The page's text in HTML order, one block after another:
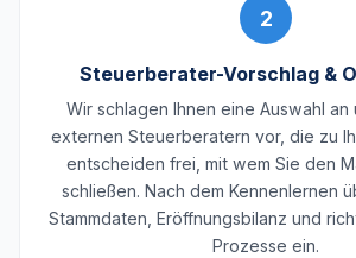
2
Steuerberater-Vorschlag &
Wir schlagen Ihnen eine Auswahl an
externen Steuerberatern vor, die zu
entscheiden frei, mit wem Sie den
schließen. Nach dem Kennenlernen
Stammdaten, Eröffnungsbilanz und
Prozesse ein.